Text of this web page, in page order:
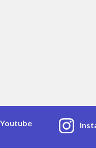
Youtube